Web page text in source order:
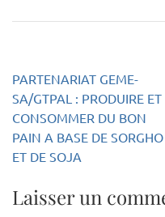
Navigation
de
l’article
PARTENARIAT GEME-
SA/GTPAL : PRODUIRE ET
CONSOMMER DU BON
PAIN A BASE DE SORGHO
ET DE SOJA
Laisser un